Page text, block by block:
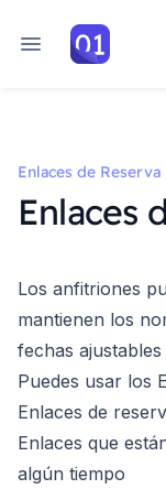
Enlaces de Reserva
Enlaces
Los anfitriones
mantienen los
fechas
Puedes usar los
Enlaces de
Enlaces que
algún tiempo